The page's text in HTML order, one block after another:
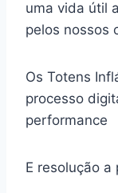
uma vida útil
pelos nossos
Os Totens
processo
performance
E resolução